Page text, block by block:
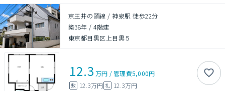
京王井の頭線 / 神泉駅 徒歩22分
築38年 /4階建
東京都目黒区上目黒５
12.3 万円 /管理費5,000円
敷 12.3万円 礼 12.3万円